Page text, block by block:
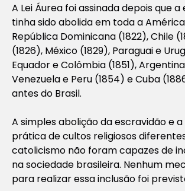
A Lei Áurea foi assinada depois que
tinha sido abolida em toda a
República Dominicana (1822), Chile
(1826), México (1829), Paraguai e
Equador e Colômbia (1851),
Venezuela e Peru (1854) e Cuba
antes do Brasil.
A simples abolição da escravidão e
prática de cultos religiosos
catolicismo não foram capazes de
na sociedade brasileira. Nenhum
para realizar essa inclusão foi